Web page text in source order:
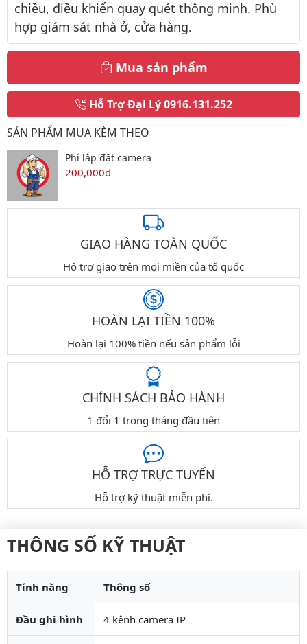
chiều, điều khiển quay quét thông minh. Phù
hợp giám sát nhà ở, cửa hàng.
Mua sản phẩm
Hỗ Trợ Đại Lý0916.131.252
SẢN PHẨM MUA KÈM THEO
Phí lắp đặt camera
200,000đ
GIAO HÀNG TOÀN QUỐC
Hỗ trợ giao trên mọi miền của tổ quốc
HOÀN LẠI TIỀN 100%
Hoàn lại 100% tiền nếu sản phẩm lỗi
CHÍNH SÁCH BẢO HÀNH
1 đổi 1 trong tháng đầu tiên
HỖ TRỢ TRỰC TUYẾN
Hỗ trợ kỹ thuật miễn phí.
THÔNG SỐ KỸ THUẬT
Tính năng Thông số
Đầu ghi hình 4 kênh camera IP